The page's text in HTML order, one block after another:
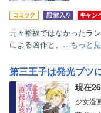
元々裕福ではなかったラ
による凶作と、…もっと
第三王子は発光ブツ
現在
少女漫